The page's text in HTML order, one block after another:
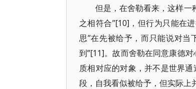
但是，在舍勒看来，这样一
之相符合”[10]，但行为只能在
思”在先被给予，而只能说对当
到”[11]。故而舍勒在同意康德
质相对应的对象，并不是世界
段，自我看似被给予，但实际上